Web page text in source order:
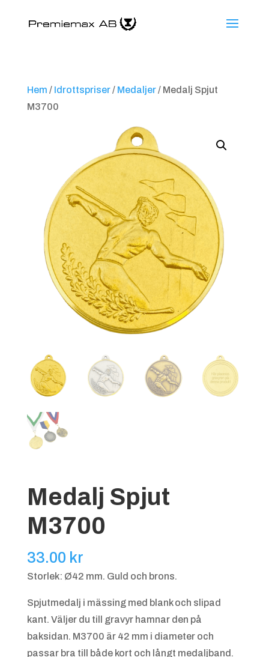
Hem / Idrottspriser/ Medaljer/ Medalj Spjut
M3700
Medalj Spjut
M3700
33.00 kr
Storlek: Ø42 mm. Guld och brons.
Spjutmedalj i mässing med blank och slipad
kant. Väljer du till gravyr hamnar den på
baksidan. M3700 är 42 mm i diameter och
passar bra till både kort och långt medaljband.